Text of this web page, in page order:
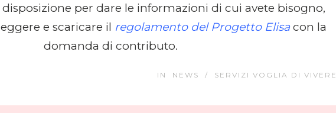
disposizione per dare le informazioni di cui avete bisogno,
e scaricare il regolamento del Progetto Elisa con la
domanda di contributo.
IN NEWS / SERVIZI VOGLIA DI VIVERE